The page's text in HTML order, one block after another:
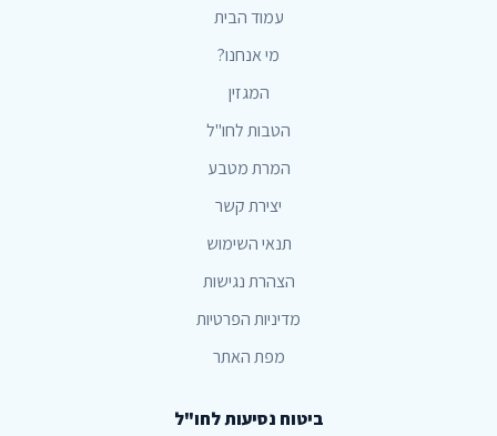
עמוד הבית
מי אנחנו?
המגזין
הטבות לחו"ל
המרת מטבע
יצירת קשר
תנאי השימוש
הצהרת נגישות
מדיניות הפרטיות
מפת האתר
ביטוח נסיעות לחו"ל